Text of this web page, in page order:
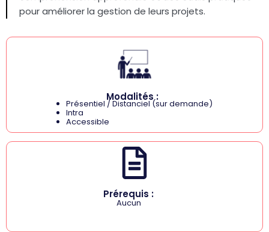
pour améliorer la gestion de leurs projets.
Modalités :
Présentiel / Distanciel (sur demande)
Intra
Accessible
Prérequis :
Aucun